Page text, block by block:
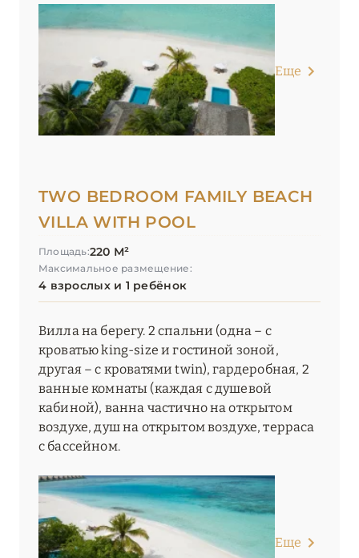
Еще
TWO BEDROOM FAMILY BEACH
VILLA WITH POOL
Площадь:220 М²
Максимальное размещение:
4 взрослых и 1 ребёнок
Вилла на берегу. 2 спальни (одна – с
кроватью king-size и гостиной зоной,
другая – с кроватями twin), гардеробная, 2
ванные комнаты (каждая с душевой
кабиной), ванна частично на открытом
воздухе, душ на открытом воздухе, терраса
c бассейном.
Еще